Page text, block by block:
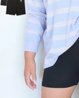
ほどよい厚みがあり、横
伸縮性：あり
■スタイリング
Tシャツやデニムスカー
いつもの通園・通学コ
130cm
140cm
150cm
160cm
素材・仕様